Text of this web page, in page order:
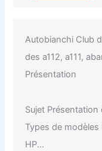
Autobianchi Club
des a112, a111,
Présentation
Sujet Présentation
Types de
HP...